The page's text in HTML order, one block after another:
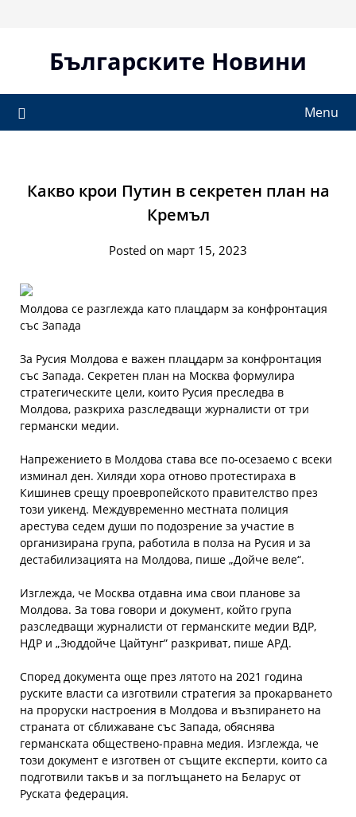
Българските Новини
Menu
Какво крои Путин в секретен план на
Кремъл
Posted on март 15, 2023
Молдова се разглежда като плацдарм за конфронтация
със Запада
За Русия Молдова е важен плацдарм за конфронтация
със Запада. Секретен план на Москва формулира
стратегическите цели, които Русия преследва в
Молдова, разкриха разследващи журналисти от три
германски медии.
Напрежението в Молдова става все по-осезаемо с всеки
изминал ден. Хиляди хора отново протестираха в
Кишинев срещу проевропейското правителство през
този уикенд. Междувременно местната полиция
арестува седем души по подозрение за участие в
организирана група, работила в полза на Русия и за
дестабилизацията на Молдова, пише „Дойче веле“.
Изглежда, че Москва отдавна има свои планове за
Молдова. За това говори и документ, който група
разследващи журналисти от германските медии ВДР,
НДР и „Зюддойче Цайтунг” разкриват, пише АРД.
Според документа още през лятото на 2021 година
руските власти са изготвили стратегия за прокарването
на проруски настроения в Молдова и възпирането на
страната от сближаване със Запада, обяснява
германската обществено-правна медия. Изглежда, че
този документ е изготвен от същите експерти, които са
подготвили такъв и за поглъщането на Беларус от
Руската федерация.